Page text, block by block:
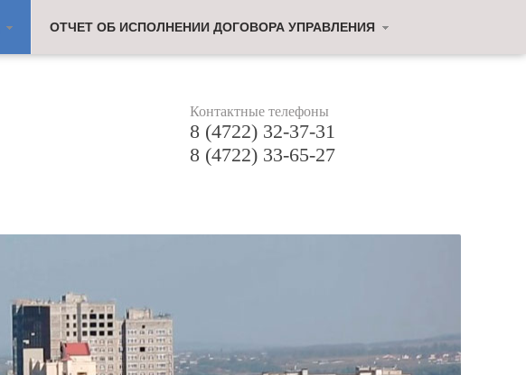
ОТЧЕТ ОБ ИСПОЛНЕНИИ ДОГОВОРА УПРАВЛЕНИЯ
Контактные телефоны
8 (4722) 32-37-31
8 (4722) 33-65-27